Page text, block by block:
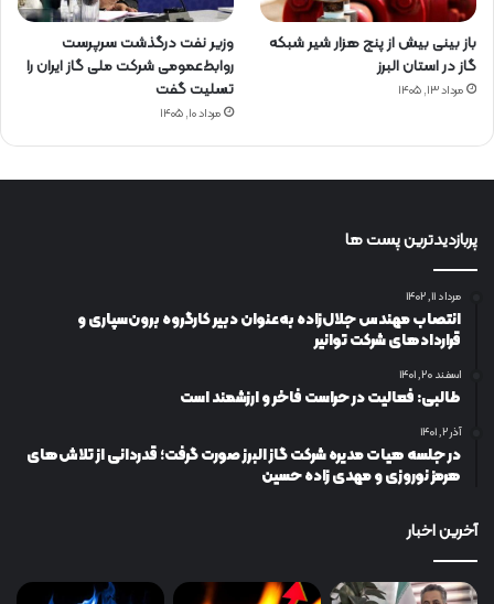
باز بینی بیش از پنج هزار شیر شبکه
گاز در استان البرز
مرداد ۱۳, ۱۴۰۵
وزیر نفت درگذشت سرپرست
روابط‌عمومی شرکت ملی گاز ایران را
تسلیت گفت
مرداد ۱۰, ۱۴۰۵
پربازدیدترین پست ها
مرداد ۱۱, ۱۴۰۲
انتصاب مهندس جلال‌زاده به‌عنوان دبیر كارگروه برون‌سپاری و
قراردادهای شركت توانیر
اسفند ۲۰, ۱۴۰۱
طالبی: فعالیت در حراست فاخر و ارزشمند است
آذر ۲, ۱۴۰۱
در جلسه هیات مدیره شرکت گاز البرز صورت گرفت؛ قدردانی از تلاش‌های
هرمز نوروزی و مهدی زاده حسین
آخرین اخبار